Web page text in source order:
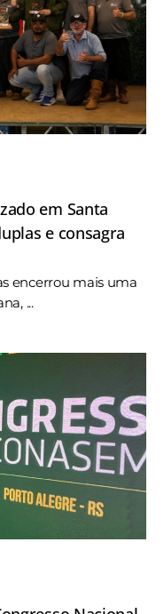
em Santa
e consagra
encerrou mais uma
...